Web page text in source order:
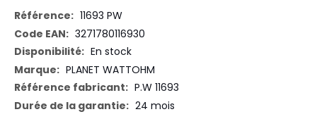
Plus
d’information
11693 PW
3271780116930
En stock
PLANET WATTOHM
P.W 11693
24 mois